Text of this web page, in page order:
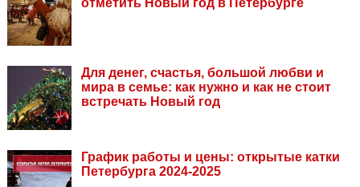
отметить Новый год в Петербурге
Для денег, счастья, большой любви и
мира в семье: как нужно и как не стоит
встречать Новый год
График работы и цены: открытые катки
Петербурга 2024-2025